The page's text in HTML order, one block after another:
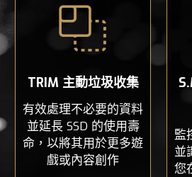
TRIM 主動垃圾收集
有效處理不必要的資料
並延長 SSD 的使用壽
命，以將其用於更多遊
戲或內容創作
監
並
您